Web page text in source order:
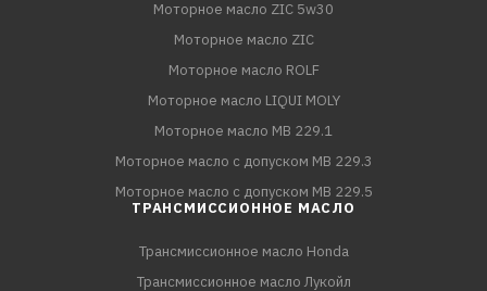
Моторное масло ZIC 5w30
Моторное масло ZIC
Моторное масло ROLF
Моторное масло LIQUI MOLY
Моторное масло MB 229.1
Моторное масло с допуском MB 229.3
Моторное масло с допуском MB 229.5
ТРАНСМИССИОННОЕ МАСЛО
Трансмиссионное масло Honda
Трансмиссионное масло Лукойл